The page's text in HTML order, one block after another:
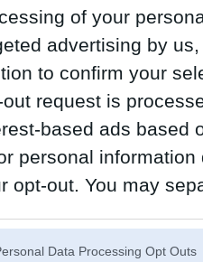
of your
advertising by
to confirm your
request is
based ads based
personal
opt-out. You may
Data Processing Opt Outs